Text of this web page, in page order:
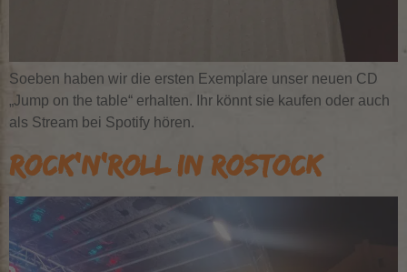
Soeben haben wir die ersten Exemplare unser neuen CD
„Jump on the table“ erhalten. Ihr könnt sie kaufen oder auch
als Stream bei Spotify hören.
ROCK’N’ROLL IN ROSTOCK